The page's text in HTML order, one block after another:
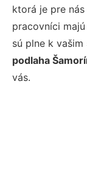
ktorá je pre
pracovníci
sú plne k vašim
podlaha
vás.